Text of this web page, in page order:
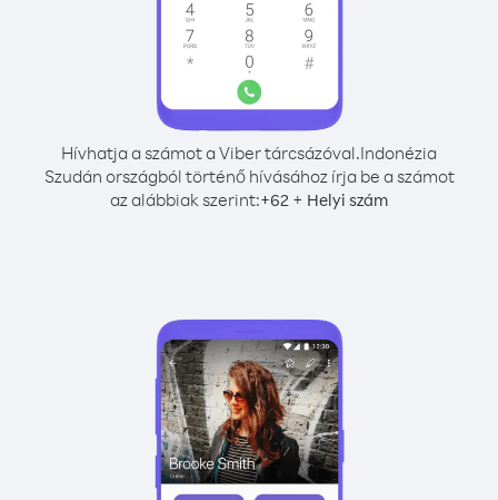
Hívhatja a számot a Viber tárcsázóval.Indonézia
Szudán országból történő hívásához írja be a számot
az alábbiak szerint:+62 + Helyi szám